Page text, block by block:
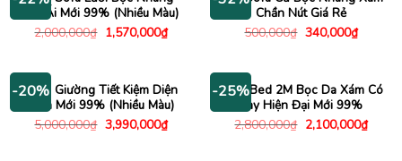
Êm Ái Mới 99% (Nhiều Màu)
2,000,000₫ Giá
gốc
1,570,000₫Giá
hiện
1,570,000₫.
Chần Nút Giá Rẻ
500,000₫ Giá
340,000₫Giá
hiện
-20%
Sofa Giường Tiết Kiệm Diện
Tích Mới 99% (Nhiều Màu)
5,000,000₫ Giá
gốc
3,990,000₫Giá
hiện
-25%
Sofa Bed 2M Bọc Da Xám Có
Tay Hiện Đại Mới 99%
2,800,000₫ Giá
gốc
2,100,000₫Giá
hiện